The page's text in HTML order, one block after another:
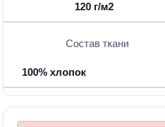
120 г/м2
Состав ткани
100% хлопок